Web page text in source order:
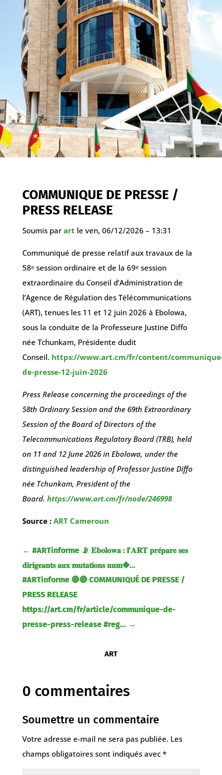
COMMUNIQUE DE PRESSE /
PRESS RELEASE
Soumis par art le ven, 06/12/2026 – 13:31
Communiqué de presse relatif aux travaux de la
58ᵉ session ordinaire et de la 69ᵉ session
extraordinaire du Conseil d’Administration de
l’Agence de Régulation des Télécommunications
(ART), tenues les 11 et 12 juin 2026 à Ebolowa,
sous la conduite de la Professeure Justine Diffo
née Tchunkam, Présidente dudit
Conseil. https://www.art.cm/fr/content/
de-presse-12-juin-2026
Press Release concerning the proceedings of the
58th Ordinary Session and the 69th Extraordinary
Session of the Board of Directors of the
Telecommunications Regulatory Board (TRB), held
on 11 and 12 June 2026 in Ebolowa, under the
distinguished leadership of Professor Justine Diffo
née Tchunkam, President of the
Board. https://www.art.cm/fr/node/246998
Source : ART Cameroun
← #ARTinforme 📡 𝐄𝐛𝐨𝐥𝐨𝐰𝐚 : 𝐥’𝐀𝐑𝐓 𝐩𝐫𝐞́𝐩𝐚𝐫𝐞 𝐬𝐞𝐬
𝐝𝐢𝐫𝐢𝐠𝐞𝐚𝐧𝐭𝐬 𝐚𝐮𝐱 𝐦𝐮𝐭𝐚𝐭𝐢𝐨𝐧𝐬 𝐧𝐮𝐦�...
#ARTinforme 🔴🔴 COMMUNIQUÉ DE PRESSE /
PRESS RELEASE
https://art.cm/fr/article/communique-de-
presse-press-release #reg...→
ART
0 commentaires
Soumettre un commentaire
Votre adresse e-mail ne sera pas publiée. Les
champs obligatoires sont indiqués avec *